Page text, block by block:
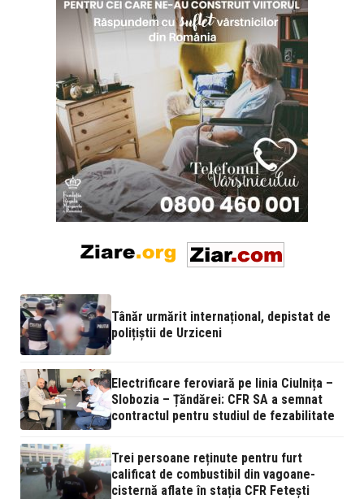
Tânăr urmărit internațional, depistat de
polițiștii de Urziceni
Electrificare feroviară pe linia Ciulnița –
Slobozia – Țăndărei: CFR SA a semnat
contractul pentru studiul de fezabilitate
Trei persoane reținute pentru furt
calificat de combustibil din vagoane-
cisternă aflate în stația CFR Fetești